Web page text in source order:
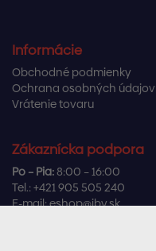
Informácie
Obchodné podmienky
Ochrana osobných údajov
Vrátenie tovaru
Zákaznícka podpora
Po – Pia:8:00 – 16:00
Tel.: +421 905 505 240
E-mail:eshop@ibv.sk